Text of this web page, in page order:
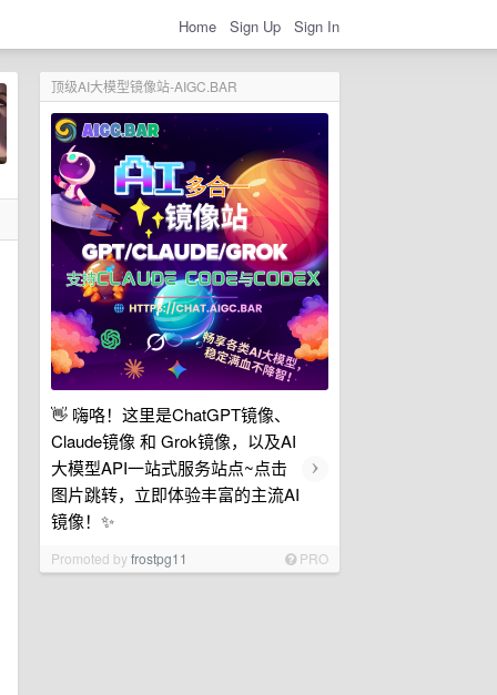
Home Sign Up Sign In
顶级AI大模型镜像站-AIGC.BAR
👋 嗨咯！这里是ChatGPT镜像、
Claude镜像 和 Grok镜像，以及AI
大模型API一站式服务站点~点击
图片跳转，立即体验丰富的主流AI
镜像！✨
›
Promoted byfrostpg11 PRO